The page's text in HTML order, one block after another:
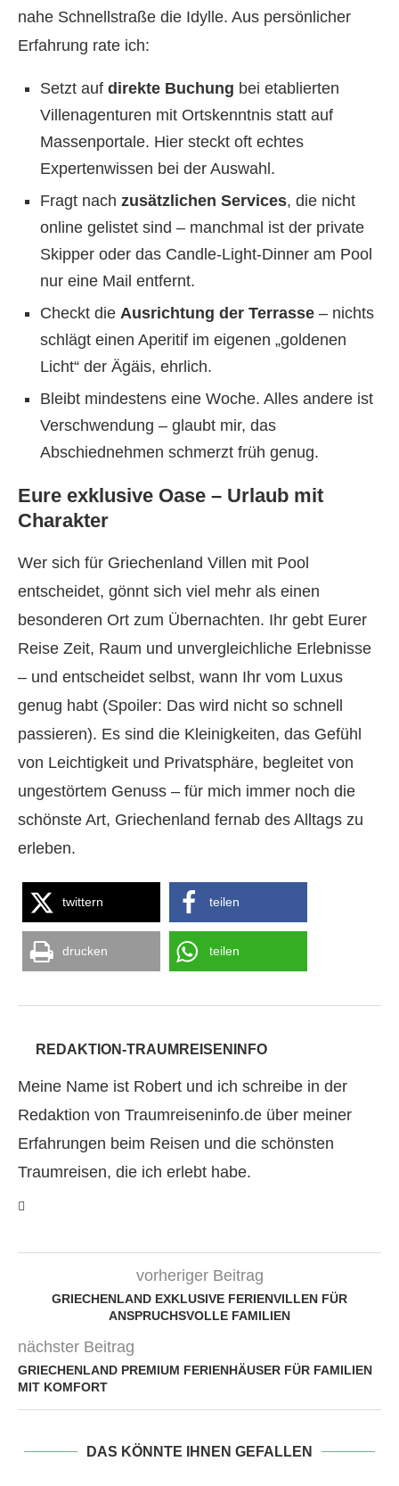
nahe Schnellstraße die Idylle. Aus persönlicher
Erfahrung rate ich:
Setzt auf direkte Buchung bei etablierten
Villenagenturen mit Ortskenntnis statt auf
Massenportale. Hier steckt oft echtes
Expertenwissen bei der Auswahl.
Fragt nach zusätzlichen Services, die nicht
online gelistet sind – manchmal ist der private
Skipper oder das Candle-Light-Dinner am Pool
nur eine Mail entfernt.
Checkt die Ausrichtung der Terrasse – nichts
schlägt einen Aperitif im eigenen „goldenen
Licht“ der Ägäis, ehrlich.
Bleibt mindestens eine Woche. Alles andere ist
Verschwendung – glaubt mir, das
Abschiednehmen schmerzt früh genug.
Eure exklusive Oase – Urlaub mit
Charakter
Wer sich für Griechenland Villen mit Pool
entscheidet, gönnt sich viel mehr als einen
besonderen Ort zum Übernachten. Ihr gebt Eurer
Reise Zeit, Raum und unvergleichliche Erlebnisse
– und entscheidet selbst, wann Ihr vom Luxus
genug habt (Spoiler: Das wird nicht so schnell
passieren). Es sind die Kleinigkeiten, das Gefühl
von Leichtigkeit und Privatsphäre, begleitet von
ungestörtem Genuss – für mich immer noch die
schönste Art, Griechenland fernab des Alltags zu
erleben.
twittern teilen
drucken teilen
REDAKTION-TRAUMREISENINFO
Meine Name ist Robert und ich schreibe in der
Redaktion von Traumreiseninfo.de über meiner
Erfahrungen beim Reisen und die schönsten
Traumreisen, die ich erlebt habe.
vorheriger Beitrag
GRIECHENLAND EXKLUSIVE FERIENVILLEN FÜR
ANSPRUCHSVOLLE FAMILIEN
nächster Beitrag
GRIECHENLAND PREMIUM FERIENHÄUSER FÜR FAMILIEN
MIT KOMFORT
DAS KÖNNTE IHNEN GEFALLEN